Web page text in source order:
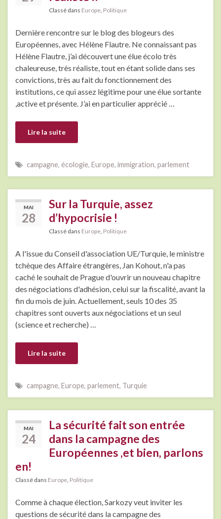
Classé dans Europe Politique
Dernière rencontre sur le blog des blogeurs des
Européennes, avec Hélène Flautre. Ne connaissant pas
Hélène Flautre, j’ai découvert une élue écolo très
chaleureuse, très réaliste, tout en étant solide dans ses
convictions, très au fait du fonctionnement des
institutions, ce qui assez légitime pour une élue sortante
,active et présente. J’ai en particulier apprécié …
Lire la suite
campagne, écologie, Europe, immigration, parlement
MAI
28
Sur la Turquie, assez
d’hypocrisie !
Classé dans Europe Politique
A l'issue du Conseil d'association UE/Turquie, le ministre
tchèque des Affaire étrangères, Jan Kohout, n'a pas
caché le souhait de Prague d'ouvrir un nouveau chapitre
des négociations d'adhésion, celui sur la fiscalité, avant la
fin du mois de juin. Actuellement, seuls 10 des 35
chapitres sont ouverts aux négociations et un seul
(science et recherche) …
Lire la suite
campagne, Europe, parlement, Turquie
MAI
24
La sécurité fait son entrée
dans la campagne des
Européennes ,et bien, parlons
en!
Classé dans Europe Politique
Comme à chaque élection, Sarkozy veut inviter les
questions de sécurité dans la campagne des